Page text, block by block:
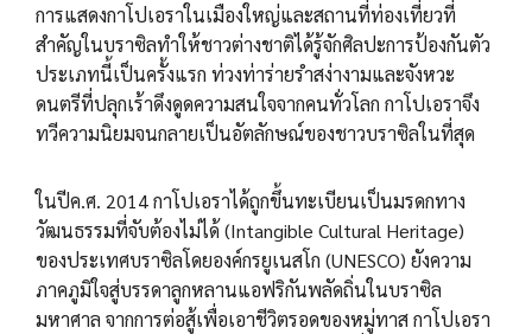
การแสดงกาโปเอราในเมืองใหญ่และสถานที่ท่องเที่ยวที่
สำคัญในบราซิลทำให้ชาวต่างชาติได้รู้จักศิลปะการป้องกันตัว
ประเภทนี้เป็นครั้งแรก ท่วงท่าร่ายรำสง่างามและจังหวะ
ดนตรีที่ปลุกเร้าดึงดูดความสนใจจากคนทั่วโลก กาโปเอราจึง
ทวีความนิยมจนกลายเป็นอัตลักษณ์ของชาวบราซิลในที่สุด
ในปีค.ศ. 2014 กาโปเอราได้ถูกขึ้นทะเบียนเป็นมรดกทาง
วัฒนธรรมที่จับต้องไม่ได้ (Intangible Cultural Heritage)
ของประเทศบราซิลโดยองค์กรยูเนสโก (UNESCO) ยังความ
ภาคภูมิใจสู่บรรดาลูกหลานแอฟริกันพลัดถิ่นในบราซิล
มหาศาล จากการต่อสู้เพื่อเอาชีวิตรอดของหมู่ทาส กาโปเอรา